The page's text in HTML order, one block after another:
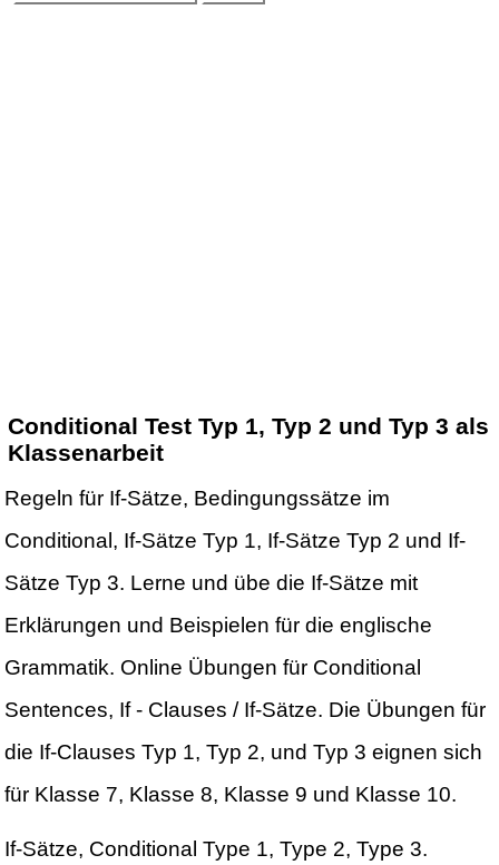
Conditional Test Typ 1, Typ 2 und Typ 3 als
Klassenarbeit
Regeln für If-Sätze, Bedingungssätze im
Conditional, If-Sätze Typ 1, If-Sätze Typ 2 und If-
Sätze Typ 3. Lerne und übe die If-Sätze mit
Erklärungen und Beispielen für die englische
Grammatik. Online Übungen für Conditional
Sentences, If - Clauses / If-Sätze. Die Übungen für
die If-Clauses Typ 1, Typ 2, und Typ 3 eignen sich
für Klasse 7, Klasse 8, Klasse 9 und Klasse 10.
If-Sätze, Conditional Type 1, Type 2, Type 3.